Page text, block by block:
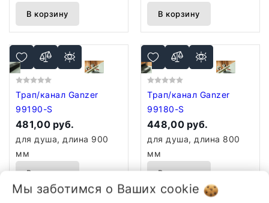
В корзину В корзину
Трап/канал Ganzer
99190-S
481,00 руб.
для душа, длина 900
мм
В корзину
Трап/канал Ganzer
99180-S
448,00 руб.
для душа, длина 800
мм
В корзину
Мы заботимся о Ваших cookie